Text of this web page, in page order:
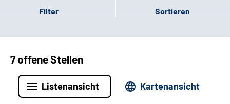
Filter Sortieren
7 offene Stellen
Listenansicht Kartenansicht